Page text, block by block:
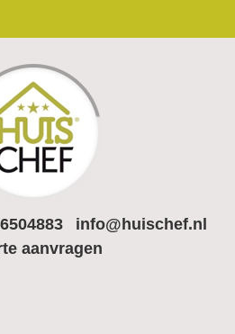
info@huischef.nl
aanvragen